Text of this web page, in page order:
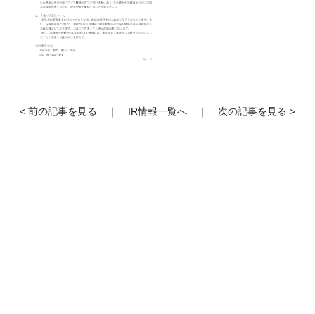
< 前の記事を見る ｜ IR情報一覧へ ｜ 次の記事を見る >